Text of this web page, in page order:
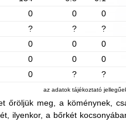
0 0
0
? ?
?
0 0
0
0 0
0
0 ? ?
az adatok tájékoztató
őröljük meg, a köménynek,
ilyenkor, a bőrkét